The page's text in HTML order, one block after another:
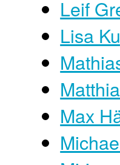
Leif
Lisa
Max